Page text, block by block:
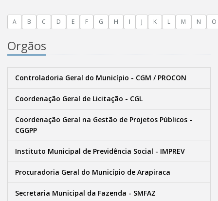
A B C D E F G H I J K L M N O
Orgãos
Controladoria Geral do Município - CGM / PROCON
Coordenação Geral de Licitação - CGL
Coordenação Geral na Gestão de Projetos Públicos -
CGGPP
Instituto Municipal de Previdência Social - IMPREV
Procuradoria Geral do Município de Arapiraca
Secretaria Municipal da Fazenda - SMFAZ